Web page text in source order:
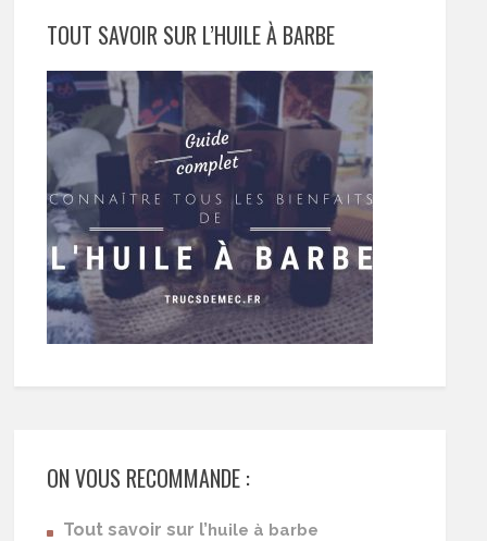
TOUT SAVOIR SUR L’HUILE À BARBE
ON VOUS RECOMMANDE :
Tout savoir sur l’huile à barbe